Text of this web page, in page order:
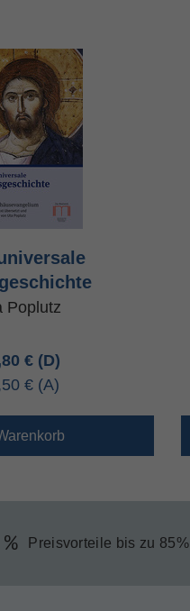
Poplutz
€
€
Preisvorteile bis zu 85%